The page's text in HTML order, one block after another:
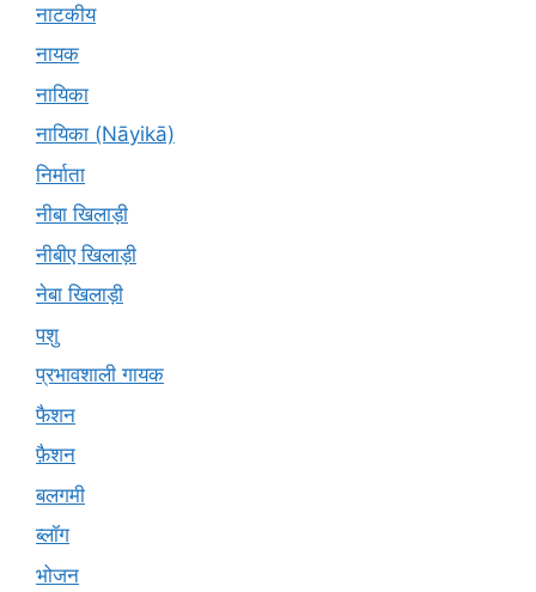
नाटकीय
नायक
नायिका
नायिका (Nāyikā)
निर्माता
नीबा खिलाड़ी
नीबीए खिलाड़ी
नेबा खिलाड़ी
पशु
प्रभावशाली गायक
फैशन
फ़ैशन
बलगमी
ब्लॉग
भोजन